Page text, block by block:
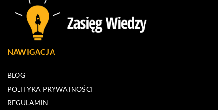
NAWIGACJA
BLOG
POLITYKA PRYWATNOŚCI
REGULAMIN